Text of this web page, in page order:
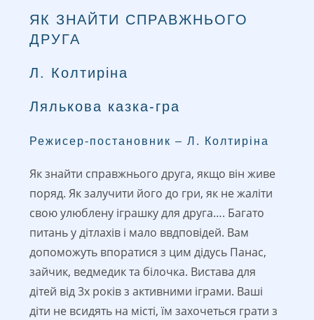
ЯК ЗНАЙТИ СПРАВЖНЬОГО
ДРУГА
Л. Колтиріна
Лялькова казка-гра
Режисер-постановник – Л. Колтиріна
Як знайти справжнього друга, якщо він живе
поряд. Як залучити його до гри, як не жаліти
свою улюблену іграшку для друга…. Багато
питань у дітлахів і мало ввдповідей. Вам
допоможуть впоратися з цим дідусь Панас,
зайчик, ведмедик та білочка. Вистава для
дітей від 3х років з активними іграми. Ваші
діти не всидять на місті, їм захочеться грати з